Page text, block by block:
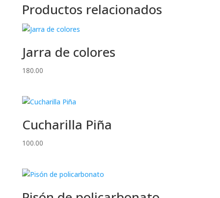
Productos relacionados
Jarra de colores
180.00
Cucharilla Piña
100.00